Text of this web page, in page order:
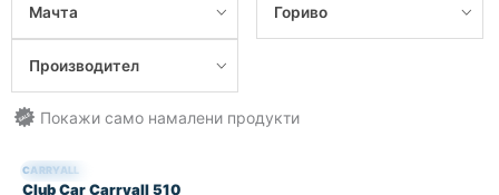
Мачта Гориво
Производител
НАЛИЧЕН
CARRYALL
Club Car Carryall 510